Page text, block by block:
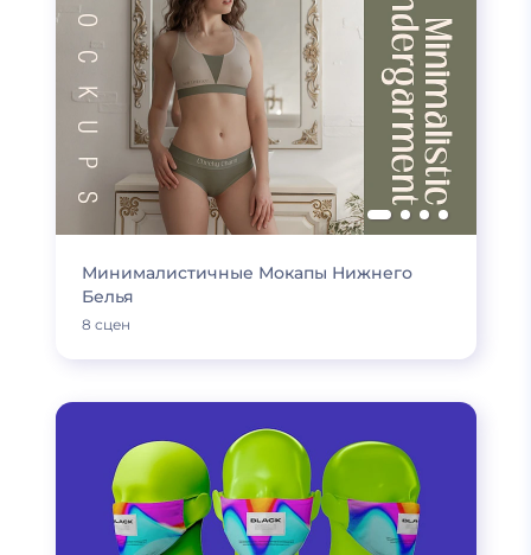
Минималистичные Мокапы Нижнего
Белья
8 сцен